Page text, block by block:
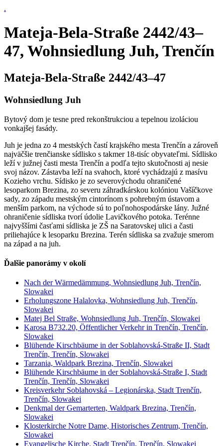
.
Mateja-Bela-Straße 2442/43–
47, Wohnsiedlung Juh, Trenčín
Mateja-Bela-Straße 2442/43–47
Wohnsiedlung Juh
Bytový dom je tesne pred rekonštrukciou a tepelnou izoláciou
vonkajšej fasády.
Juh je jedna zo 4 mestských častí krajského mesta Trenčín a zároveň
najväčšie trenčianske sídlisko s takmer 18-tisíc obyvateľmi. Sídlisko
leží v južnej časti mesta Trenčín a podľa tejto skutočnosti aj nesie
svoj názov. Zástavba leží na svahoch, ktoré vychádzajú z masívu
Kozieho vrchu. Sídisko je zo severovýchodu ohraničené
lesoparkom Brezina, zo severu záhradkárskou kolóniou Vašíčkove
sady, zo západu mestským cintorínom s pohrebným ústavom a
menším parkom, na východe sú to poľnohospodárske lány. Južné
ohraničenie sídliska tvorí údolie Lavičkového potoka. Terénne
najvyššími časťami sídliska je ZŠ na Saratovskej ulici a časti
priliehajúce k lesoparku Brezina. Terén sídliska sa zvažuje smerom
na západ a na juh.
Ďalšie panorámy v okolí
Nach der Wärmedämmung, Wohnsiedlung Juh, Trenčín,
Slowakei
Erholungszone Halalovka, Wohnsiedlung Juh, Trenčín,
Slowakei
Matej Bel Straße, Wohnsiedlung Juh, Trenčín, Slowakei
Karosa B732.20, Öffentlicher Verkehr in Trenčín, Trenčín,
Slowakei
Blühende Kirschbäume in der Soblahovská-Straße II, Stadt
Trenčín, Trenčín, Slowakei
Tarzania, Waldpark Brezina, Trenčín, Slowakei
Blühende Kirschbäume in der Soblahovská-Straße I, Stadt
Trenčín, Trenčín, Slowakei
Kreisverkehr Soblahovská – Legionárska, Stadt Trenčín,
Trenčín, Slowakei
Denkmal der Gemarterten, Waldpark Brezina, Trenčín,
Slowakei
Klosterkirche Notre Dame, Historisches Zentrum, Trenčín,
Slowakei
Evangelische Kirche, Stadt Trenčín, Trenčín, Slowakei